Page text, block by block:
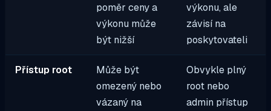
poměr ceny a
výkonu může
být nižší
výkonu, ale
závisí na
poskytovateli
Přístup root
Může být
omezený nebo
vázaný na
Obvykle plný
root nebo
admin přístup